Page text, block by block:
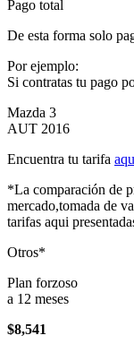
Pago total
De esta forma solo
Por ejemplo:
Si contratas tu pago
Mazda 3
AUT 2016
Encuentra tu tarifa
*La comparación de
mercado,tomada de
tarifas aqui
Otros*
Plan forzoso
a 12 meses
$8,541